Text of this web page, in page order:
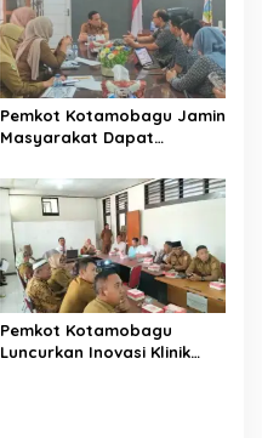
Pemkot Kotamobagu Jamin
Masyarakat Dapat
Pemkot Kotamobagu
Luncurkan Inovasi Klinik